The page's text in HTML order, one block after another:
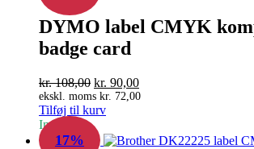
DYMO label CMYK
badge card
kr.108,00 Den
oprindelige
pris
var:
kr. 108,00.
kr. 90,00Den
aktuelle
kr. 90,00.
ekskl. moms kr. 72,00
Tilføj til kurv
In Stock
17%